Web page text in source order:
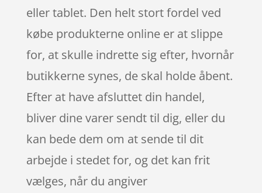
eller tablet. Den helt stort fordel ved
købe produkterne online er at slippe
for, at skulle indrette sig efter, hvornår
butikkerne synes, de skal holde åbent.
Efter at have afsluttet din handel,
bliver dine varer sendt til dig, eller du
kan bede dem om at sende til dit
arbejde i stedet for, og det kan frit
vælges, når du angiver